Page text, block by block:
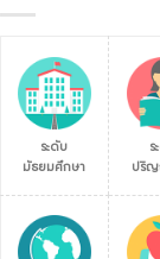
ระดับ
มัธยมศึกษา
ร
ปริ